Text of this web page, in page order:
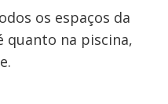
os espaços da
quanto na piscina,